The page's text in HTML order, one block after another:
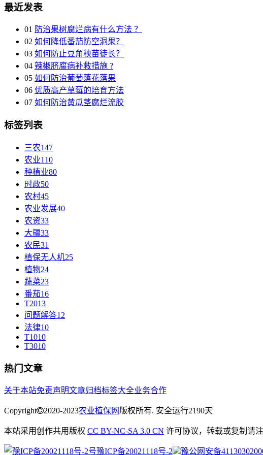
最近发表
01 防治果树腐烂病有什么方法 ？
02 如何降低番茄防空洞果？
03 如何防止豆角秧苗徒长？
04 辣椒脐腐病补救措施 ?
05 如何防治葡萄落花落果
06 优质高产草莓的培育方法
07 如何防治黄瓜茎腐烂流胶
标签列表
三农147
农业110
种植业80
时政50
农村45
农业发展40
农资33
大疆33
农民31
植保无人机25
植物24
蔬菜23
番茄16
T2013
问题解答12
法律10
T1010
T3010
热门文章
关于本站免责声明文章归档标签大全业务合作
Copyright 2020-2023农业植保网 版权所有. 安全运行2190天
本站采用创作共用版权 CC BY-NC-SA 3.0 CN 许可协议，转载或复制请
豫ICP备20021118号-2 豫公网安备